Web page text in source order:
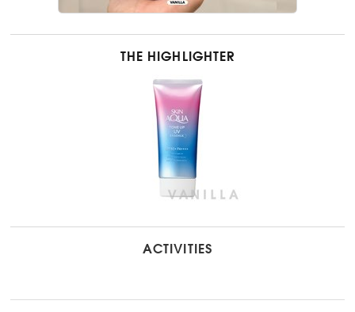
THE HIGHLIGHTER
ACTIVITIES